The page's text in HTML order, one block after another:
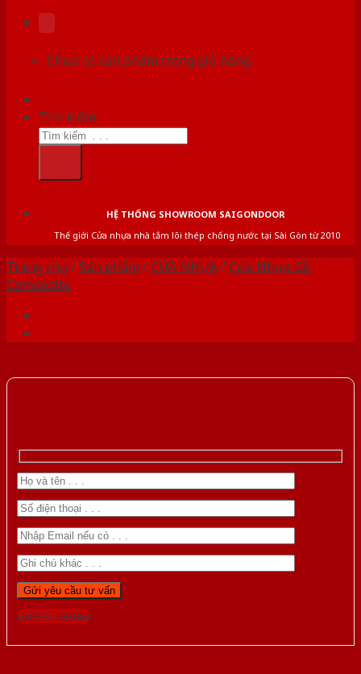
Chưa có sản phẩm trong giỏ hàng.
Tìm kiếm:
HỆ THỐNG SHOWROOM SAIGONDOOR
Thế giới Cửa nhựa nhà tắm lõi thép chống nước tại Sài Gòn từ 2010
Trang chủ /Sản phẩm /CỬA NHỰA/Cửa Nhựa Gỗ
Composite
Gọi 0976.169.864